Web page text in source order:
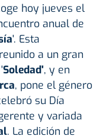
hoy jueves el
anual de
'. Esta
a un gran
Soledad', y en
, pone el género
su Día
y variada
. La edición de